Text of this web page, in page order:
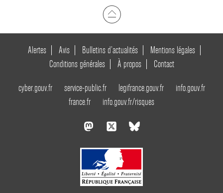
Alertes Avis Bulletins d’actualités
Mentions légales
Conditions générales
À propos Contact
cyber.gouv.fr service-public.fr legifrance.gouv.fr
info.gouv.fr
france.fr
info.gouv.fr/risques